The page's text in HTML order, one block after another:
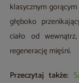
klasycznym
głęboko
ciało od
regenerację mięśni.
Przeczytaj także: